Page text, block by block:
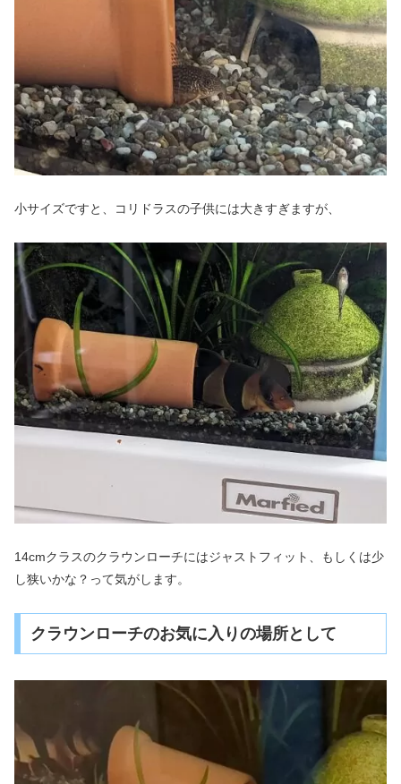
小サイズですと、コリドラスの子供には大きすぎますが、
14cmクラスのクラウンローチにはジャストフィット、もしくは少
し狭いかな？って気がします。
クラウンローチのお気に入りの場所として